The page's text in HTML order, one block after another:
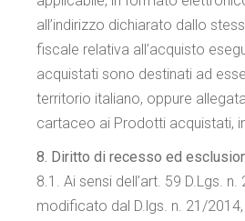
all’indirizzo dichiarato dallo
fiscale relativa all’acquisto
acquistati sono destinati ad
territorio italiano, oppure
cartaceo ai Prodotti acquistati,
8. Diritto di recesso ed
8.1. Ai sensi dell’art. 59 D.Lgs.
modificato dal D.lgs. n. 21/